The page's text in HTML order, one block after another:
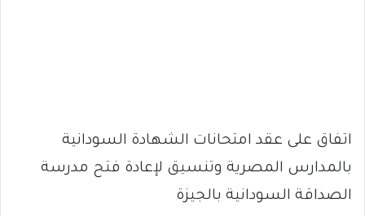
اتفاق على عقد امتحانات الشهادة السودانية
بالمدارس المصرية وتنسيق لإعادة فتح مدرسة
الصداقة السودانية بالجيزة